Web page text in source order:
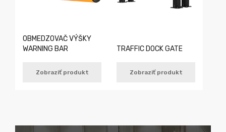
OBMEDZOVAČ VÝŠKY
WARNING BAR
Zobraziť produkt
TRAFFIC DOCK GATE
Zobraziť produkt